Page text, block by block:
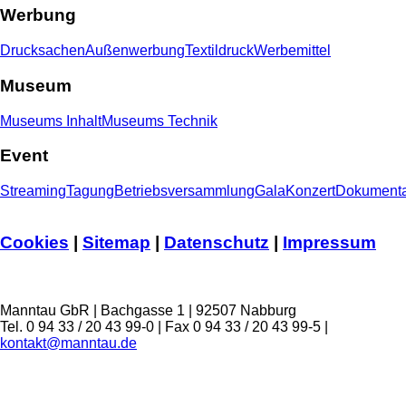
Werbung
DrucksachenAußenwerbungTextildruckWerbemittel
Museum
Museums InhaltMuseums Technik
Event
StreamingTagungBetriebsversammlungGalaKonzert
Cookies | Sitemap | Datenschutz | Impressum
Manntau GbR | Bachgasse 1 | 92507 Nabburg
Tel. 0 94 33 / 20 43 99-0 | Fax 0 94 33 / 20 43 99-5 |
kontakt@manntau.de